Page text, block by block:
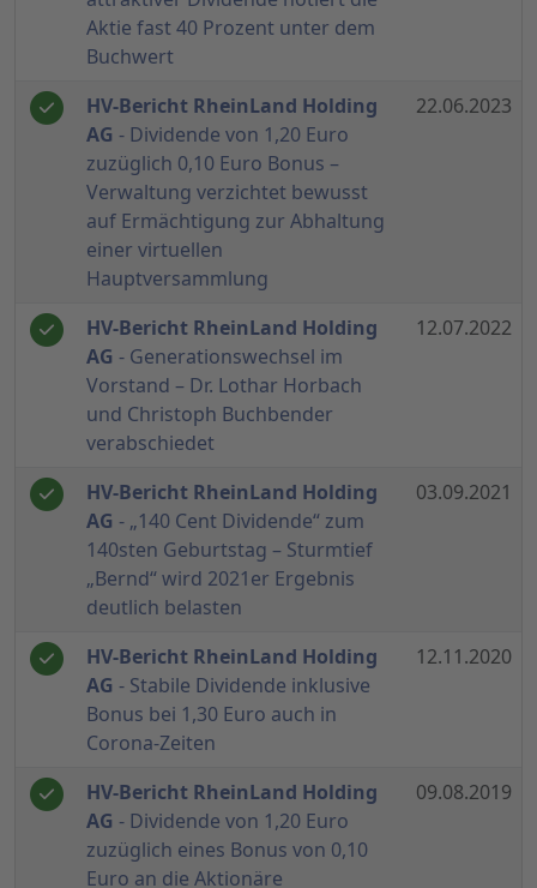
Aktie fast 40 Prozent unter dem
Buchwert
HV-Bericht RheinLand Holding
AG - Dividende von 1,20 Euro
zuzüglich 0,10 Euro Bonus –
Verwaltung verzichtet bewusst
auf Ermächtigung zur Abhaltung
einer virtuellen
Hauptversammlung
22.06.2023
HV-Bericht RheinLand Holding
AG - Generationswechsel im
Vorstand – Dr. Lothar Horbach
und Christoph Buchbender
verabschiedet
12.07.2022
HV-Bericht RheinLand Holding
AG - „140 Cent Dividende“ zum
140sten Geburtstag – Sturmtief
„Bernd“ wird 2021er Ergebnis
deutlich belasten
03.09.2021
HV-Bericht RheinLand Holding
AG - Stabile Dividende inklusive
Bonus bei 1,30 Euro auch in
Corona-Zeiten
12.11.2020
HV-Bericht RheinLand Holding
AG - Dividende von 1,20 Euro
zuzüglich eines Bonus von 0,10
Euro an die Aktionäre
09.08.2019